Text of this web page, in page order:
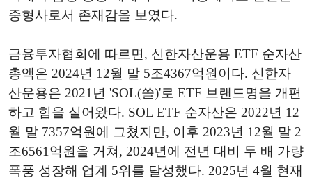
중형사로서 존재감을 보였다.
금융투자협회에 따르면, 신한자산운용 ETF 순자산
총액은 2024년 12월 말 5조4367억원이다. 신한자
산운용은 2021년 'SOL(쏠)'로 ETF 브랜드명을 개편
하고 힘을 실어왔다. SOL ETF 순자산은 2022년 12
월 말 7357억원에 그쳤지만, 이후 2023년 12월 말 2
조6561억원을 거쳐, 2024년에 전년 대비 두 배 가량
폭풍 성장해 업계 5위를 달성했다. 2025년 4월 현재